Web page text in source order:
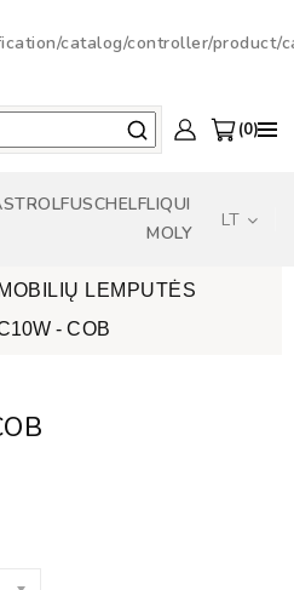
catalog/controller/product/
0
FUSCHELFLIQUI
MOLY
LT
LEMPUTĖS
- COB